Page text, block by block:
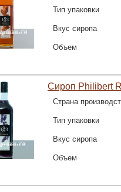
Тип упаковки
Вкус сиропа
Объем
Сироп Philibert
Страна
Тип упаковки
Вкус сиропа
Объем